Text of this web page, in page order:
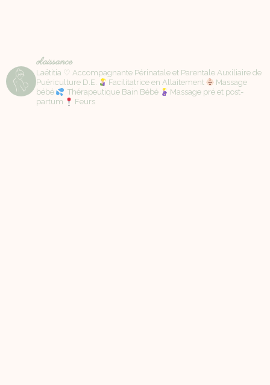
olaissance
Laëtitia ♡ Accompagnante Périnatale et Parentale Auxiliaire de
Puériculture D.E.
Facilitatrice en Allaitement
Massage
bébé
Thérapeutique Bain Bébé
Massage pré et post-
partum
Feurs